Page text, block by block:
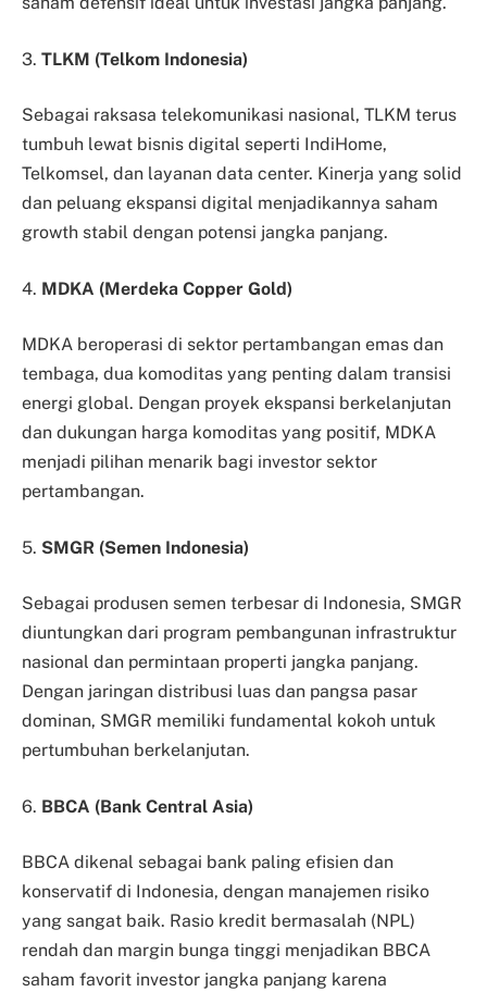
3. TLKM (Telkom Indonesia)
Sebagai raksasa telekomunikasi nasional, TLKM terus
tumbuh lewat bisnis digital seperti IndiHome,
Telkomsel, dan layanan data center. Kinerja yang solid
dan peluang ekspansi digital menjadikannya saham
growth stabil dengan potensi jangka panjang.
4. MDKA (Merdeka Copper Gold)
MDKA beroperasi di sektor pertambangan emas dan
tembaga, dua komoditas yang penting dalam transisi
energi global. Dengan proyek ekspansi berkelanjutan
dan dukungan harga komoditas yang positif, MDKA
menjadi pilihan menarik bagi investor sektor
pertambangan.
5. SMGR (Semen Indonesia)
Sebagai produsen semen terbesar di Indonesia, SMGR
diuntungkan dari program pembangunan infrastruktur
nasional dan permintaan properti jangka panjang.
Dengan jaringan distribusi luas dan pangsa pasar
dominan, SMGR memiliki fundamental kokoh untuk
pertumbuhan berkelanjutan.
6. BBCA (Bank Central Asia)
BBCA dikenal sebagai bank paling efisien dan
konservatif di Indonesia, dengan manajemen risiko
yang sangat baik. Rasio kredit bermasalah (NPL)
rendah dan margin bunga tinggi menjadikan BBCA
saham favorit investor jangka panjang karena